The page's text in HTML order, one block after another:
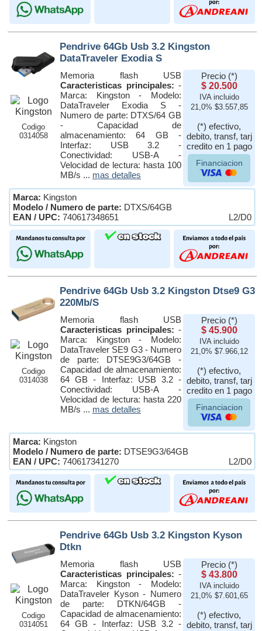
Codigo
0314058
Pendrive 64Gb Usb 3.2 Kingston
DataTraveler Exodia S
Memoria flash USB
Caracteristicas principales: -
Marca: Kingston - Modelo:
DataTraveler Exodia S -
Numero de parte: DTXS/64 GB
- Capacidad de
almacenamiento: 64 GB -
Interfaz: USB 3.2 -
Conectividad: USB-A -
Velocidad de lectura: hasta 100
MB/s ... mas detalles
Precio (*)
$ 20.500
IVA incluido
21,0% $3.557,85
(*) efectivo,
debito, transf, tarj
credito en 1 pago
Financiacion
Marca: Kingston
Modelo / Numero de parte: DTXS/64GB
EAN / UPC: 740617348651 L2/D0
Codigo
0314038
Pendrive 64Gb Usb 3.2 Kingston Dtse9 G3
220Mb/S
Memoria flash USB
Caracteristicas principales: -
Marca: Kingston - Modelo:
DataTraveler SE9 G3 - Numero
de parte: DTSE9G3/64GB -
Capacidad de almacenamiento:
64 GB - Interfaz: USB 3.2 -
Conectividad: USB-A -
Velocidad de lectura: hasta 220
MB/s ... mas detalles
Precio (*)
$ 45.900
IVA incluido
21,0% $7.966,12
(*) efectivo,
debito, transf, tarj
credito en 1 pago
Financiacion
Marca: Kingston
Modelo / Numero de parte: DTSE9G3/64GB
EAN / UPC: 740617341270 L2/D0
Codigo
0314051
Pendrive 64Gb Usb 3.2 Kingston Kyson
Dtkn
Memoria flash USB
Caracteristicas principales: -
Marca: Kingston - Modelo:
DataTraveler Kyson - Numero
de parte: DTKN/64GB -
Capacidad de almacenamiento:
64 GB - Interfaz: USB 3.2 -
Precio (*)
$ 43.800
IVA incluido
21,0% $7.601,65
(*) efectivo,
debito, transf, tarj